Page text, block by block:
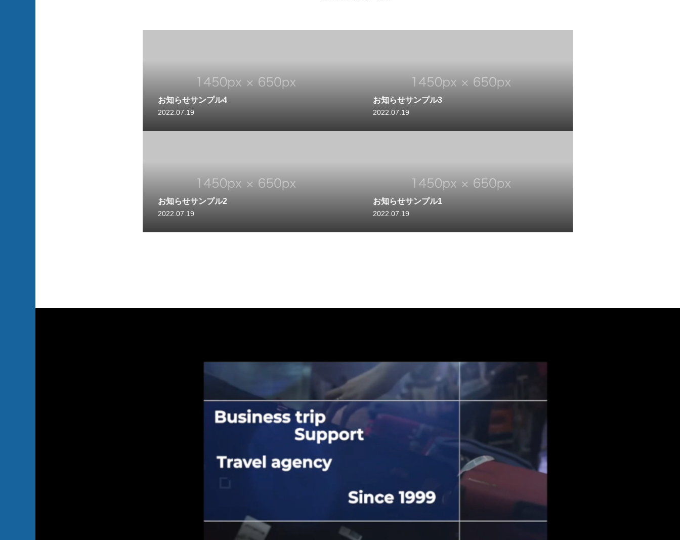
お知らせサンプル4
2022.07.19
お知らせサンプル3
2022.07.19
お知らせサンプル2
2022.07.19
お知らせサンプル1
2022.07.19